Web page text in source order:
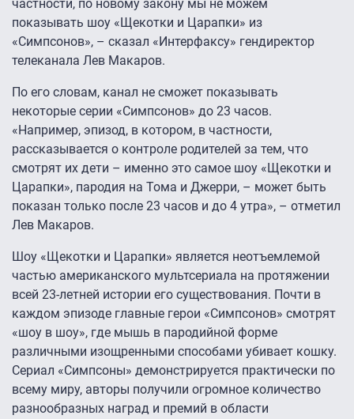
частности, по новому закону мы не можем
показывать шоу «Щекотки и Царапки» из
«Симпсонов», – сказал «Интерфаксу» гендиректор
телеканала Лев Макаров.
По его словам, канал не сможет показывать
некоторые серии «Симпсонов» до 23 часов.
«Например, эпизод, в котором, в частности,
рассказывается о контроле родителей за тем, что
смотрят их дети – именно это самое шоу «Щекотки и
Царапки», пародия на Тома и Джерри, – может быть
показан только после 23 часов и до 4 утра», – отметил
Лев Макаров.
Шоу «Щекотки и Царапки» является неотъемлемой
частью американского мультсериала на протяжении
всей 23-летней истории его существования. Почти в
каждом эпизоде главные герои «Симпсонов» смотрят
«шоу в шоу», где мышь в пародийной форме
различными изощренными способами убивает кошку.
Сериал «Симпсоны» демонстрируется практически по
всему миру, авторы получили огромное количество
разнообразных наград и премий в области